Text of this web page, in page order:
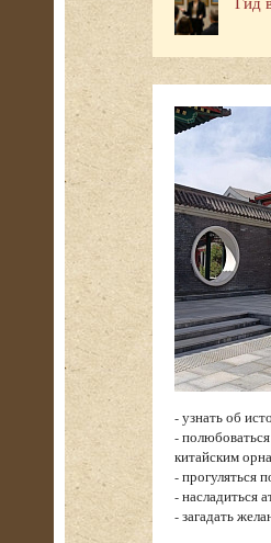
- узнать об
-
китайским
- прогуляться
- насладиться
- загадать